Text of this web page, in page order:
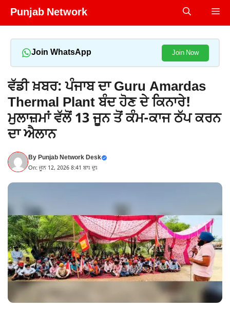
Skip
Punjab Network
Join WhatsApp Join Now
ਵੱਡੀ ਖ਼ਬਰ: ਪੰਜਾਬ ਦਾ Guru Amardas
Thermal Plant ਬੰਦ ਹੋਣ ਦੇ ਕਿਨਾਰੇ!
ਮੁਲਾਜ਼ਮਾਂ ਵੱਲੋਂ 13 ਜੂਨ ਤੋਂ ਕੰਮ-ਕਾਜ ਠੱਪ ਕਰਨ
ਦਾ ਐਲਾਨ
ByPunjab Network Desk
On: ਜੂਨ 12, 2026 8:41 ਬਾਃ ਦੁਃ